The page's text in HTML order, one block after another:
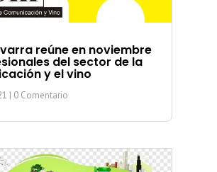
reúne en noviembre
del sector de la
y el vino
| 0 Comentario